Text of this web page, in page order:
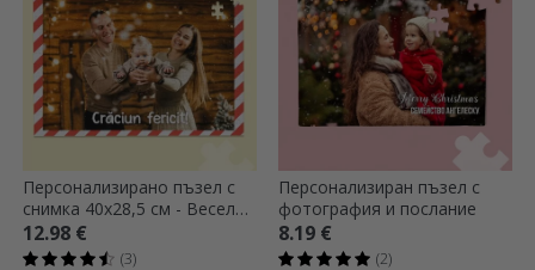
Персонализирано пъзел с
снимка 40x28,5 см - Весела
Коледа
12.98 €
(3)
Персонализиран пъзел с
фотография и послание
8.19 €
(2)